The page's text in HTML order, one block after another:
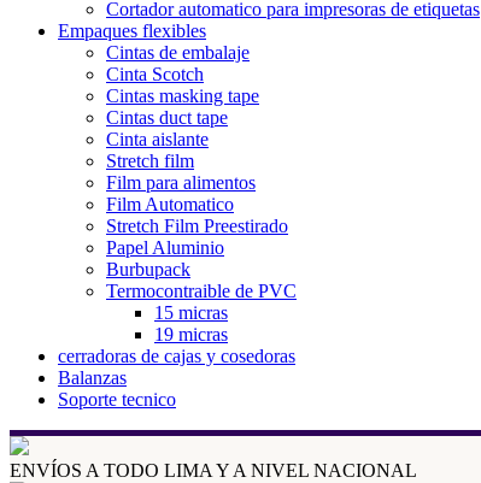
Cortador automatico para impresoras de etiquetas
Empaques flexibles
Cintas de embalaje
Cinta Scotch
Cintas masking tape
Cintas duct tape
Cinta aislante
Stretch film
Film para alimentos
Film Automatico
Stretch Film Preestirado
Papel Aluminio
Burbupack
Termocontraible de PVC
15 micras
19 micras
cerradoras de cajas y cosedoras
Balanzas
Soporte tecnico
ENVÍOS A TODO LIMA Y A NIVEL NACIONAL